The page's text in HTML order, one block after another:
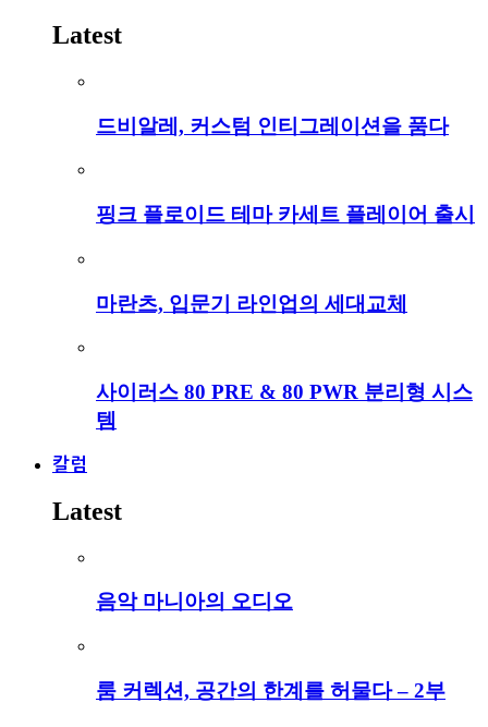
Latest
드비알레, 커스텀 인티그레이션을 품다
핑크 플로이드 테마 카세트 플레이어 출시
마란츠, 입문기 라인업의 세대교체
사이러스 80 PRE & 80 PWR 분리형 시스
템
칼럼
Latest
음악 마니아의 오디오
룸 커렉션, 공간의 한계를 허물다 – 2부